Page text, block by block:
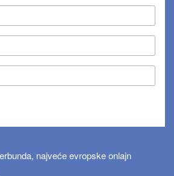
najveće evropske onlajn